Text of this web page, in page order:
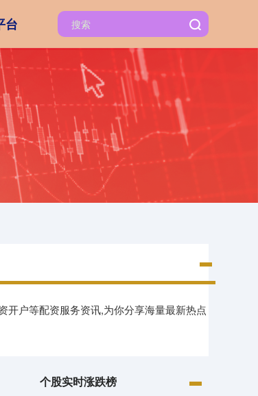
台
开户等配资服务资讯,为你分享海量最新热点
个股实时涨跌榜